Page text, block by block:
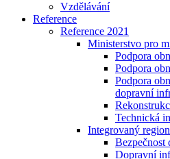
Vzdělávání
Reference
Reference 2021
Ministerstvo pro
Podpora
Podpora
Podpora
dopravní
Technická
Integrovaný
Bezpečnost
Dopravní